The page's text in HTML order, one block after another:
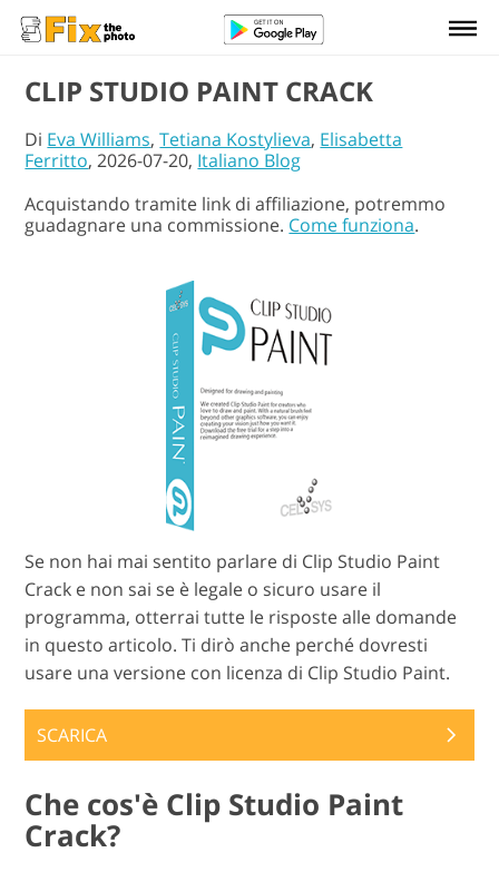
CLIP STUDIO PAINT CRACK
Di Eva Williams,Tetiana Kostylieva, Elisabetta
Ferritto, 2026-07-20, Italiano Blog
Acquistando tramite link di affiliazione, potremmo
guadagnare una commissione. Come funziona.
Se non hai mai sentito parlare di Clip Studio Paint
Crack e non sai se è legale o sicuro usare il
programma, otterrai tutte le risposte alle domande
in questo articolo. Ti dirò anche perché dovresti
usare una versione con licenza di Clip Studio Paint.
SCARICA
Che cos'è Clip Studio Paint
Crack?